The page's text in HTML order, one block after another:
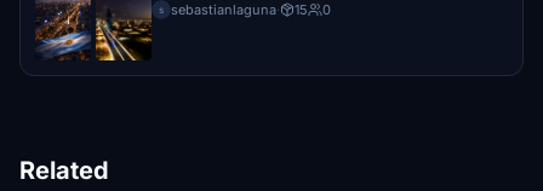
s sebastianlaguna· 15 0
Related